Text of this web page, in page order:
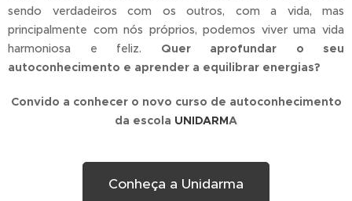
sendo verdadeiros com os outros, com a vida, mas
principalmente com nós próprios, podemos viver uma vida
harmoniosa e feliz. Quer aprofundar o seu
autoconhecimento e aprender a equilibrar energias?
Convido a conhecer o novo curso de autoconhecimento
da escola UNIDARMA
Conheça a Unidarma